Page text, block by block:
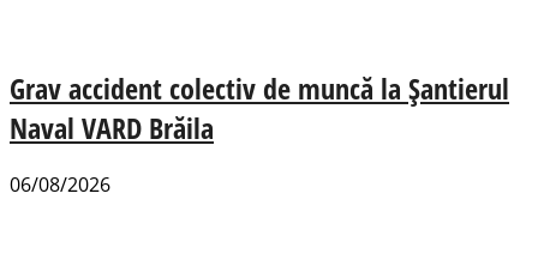
Grav accident colectiv de muncă la Șantierul
Naval VARD Brăila
06/08/2026